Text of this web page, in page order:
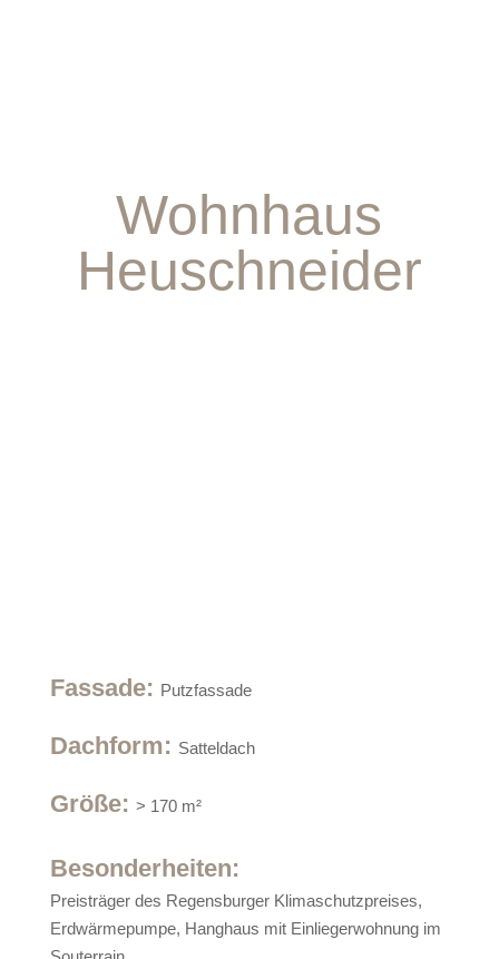
Wohnhaus
Heuschneider
Fassade: Putzfassade
Dachform: Satteldach
Größe: > 170 m²
Besonderheiten:
Preisträger des Regensburger Klimaschutzpreises,
Erdwärmepumpe, Hanghaus mit Einliegerwohnung im